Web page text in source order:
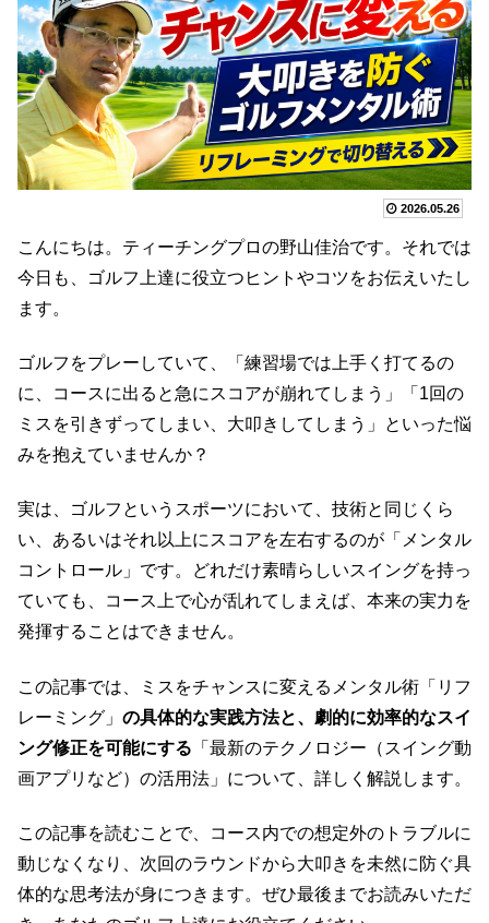
2026.05.26
こんにちは。ティーチングプロの野山佳治です。それでは
今日も、ゴルフ上達に役立つヒントやコツをお伝えいたし
ます。
ゴルフをプレーしていて、「練習場では上手く打てるの
に、コースに出ると急にスコアが崩れてしまう」「1回の
ミスを引きずってしまい、大叩きしてしまう」といった悩
みを抱えていませんか？
実は、ゴルフというスポーツにおいて、技術と同じくら
い、あるいはそれ以上にスコアを左右するのが「メンタル
コントロール」です。どれだけ素晴らしいスイングを持っ
ていても、コース上で心が乱れてしまえば、本来の実力を
発揮することはできません。
この記事では、ミスをチャンスに変えるメンタル術「リフ
レーミング」 の具体的な実践方法と、劇的に効率的なスイ
ング修正を可能にする 「最新のテクノロジー（スイング動
画アプリなど）の活用法」について、詳しく解説します。
この記事を読むことで、コース内での想定外のトラブルに
動じなくなり、次回のラウンドから大叩きを未然に防ぐ具
体的な思考法が身につきます。ぜひ最後までお読みいただ